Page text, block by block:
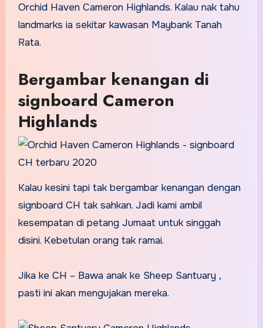
Orchid Haven Cameron Highlands. Kalau nak tahu
landmarks ia sekitar kawasan Maybank Tanah
Rata.
Bergambar kenangan di
signboard Cameron
Highlands
Kalau kesini tapi tak bergambar kenangan dengan
signboard CH tak sahkan. Jadi kami ambil
kesempatan di petang Jumaat untuk singgah
disini. Kebetulan orang tak ramai.
Jika ke CH – Bawa anak ke Sheep Santuary ,
pasti ini akan mengujakan mereka.